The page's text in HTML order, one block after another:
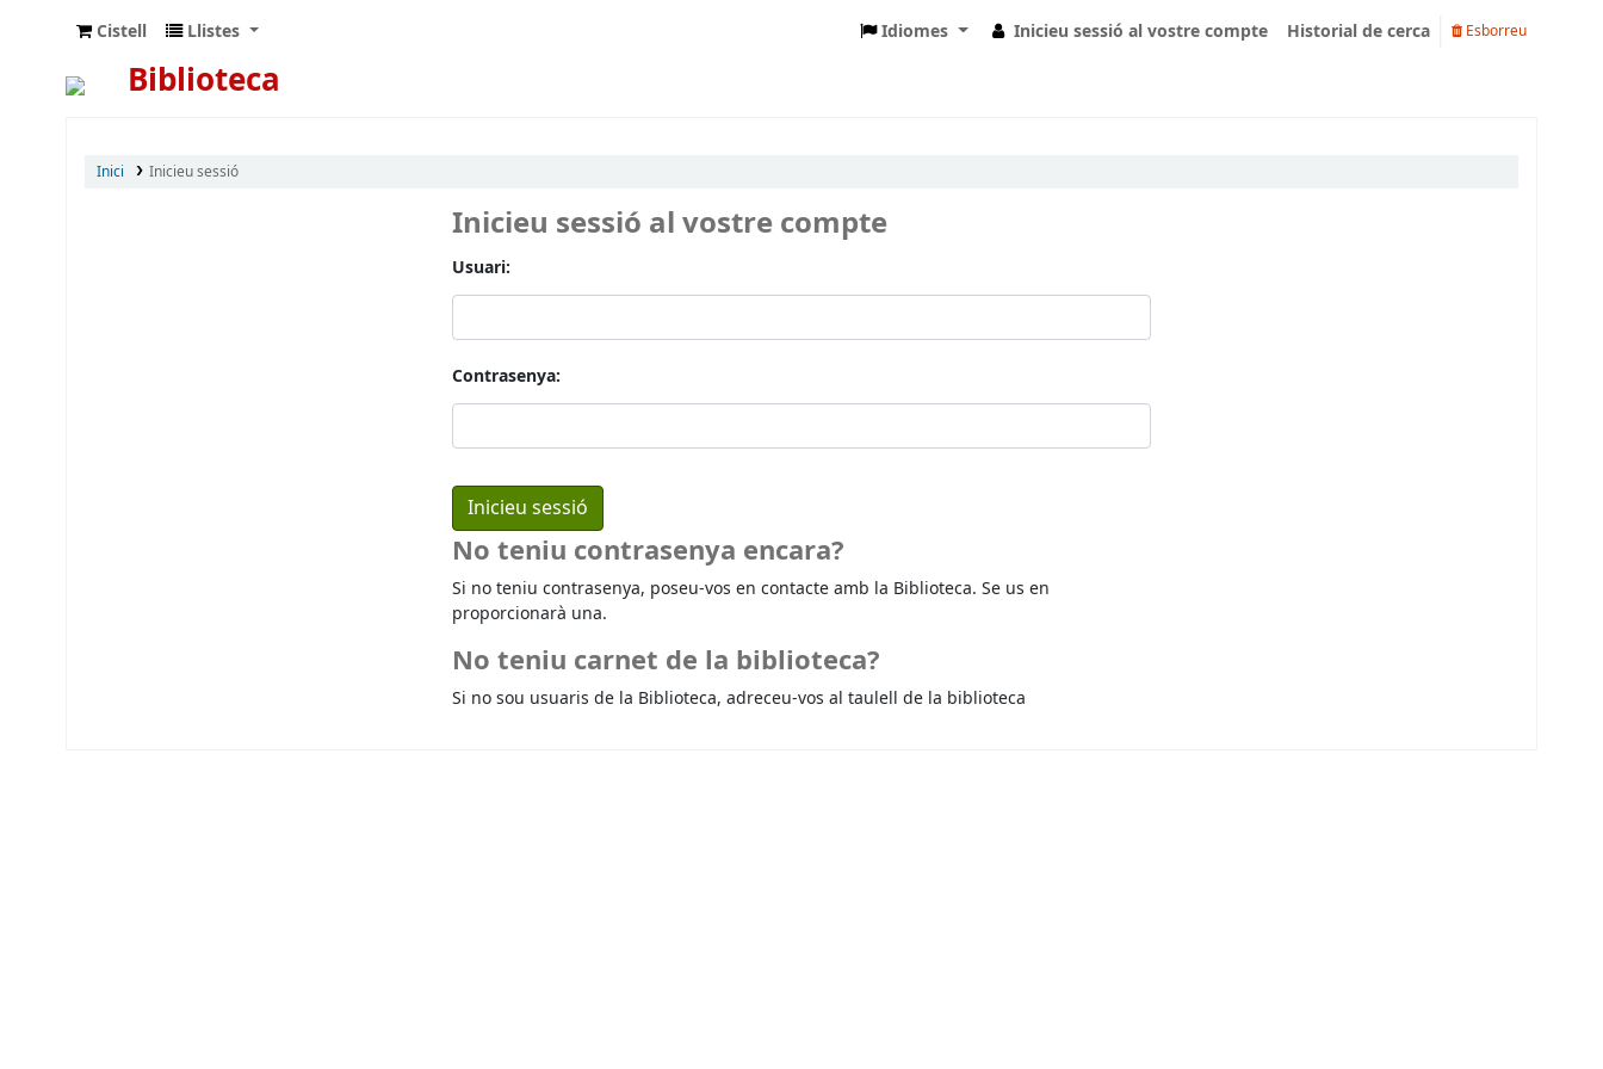
Cistell Llistes Idiomes Inicieu sessió al vostre compte Historial de cerca Esborreu
Biblioteca
Inici Inicieu sessió
Inicieu sessió al vostre compte
Usuari:
Contrasenya:
No teniu contrasenya encara?
Si no teniu contrasenya, poseu-vos en contacte amb la Biblioteca. Se us en
proporcionarà una.
No teniu carnet de la biblioteca?
Si no sou usuaris de la Biblioteca, adreceu-vos al taulell de la biblioteca